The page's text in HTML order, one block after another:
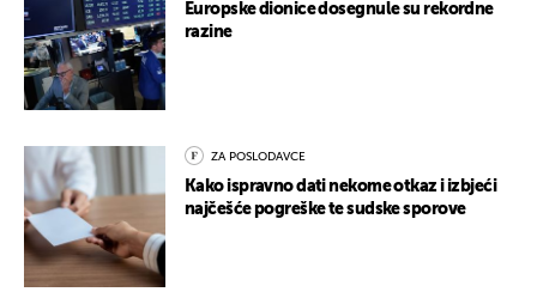
Europske dionice dosegnule su rekordne
razine
ZA POSLODAVCE
Kako ispravno dati nekome otkaz i izbjeći
najčešće pogreške te sudske sporove